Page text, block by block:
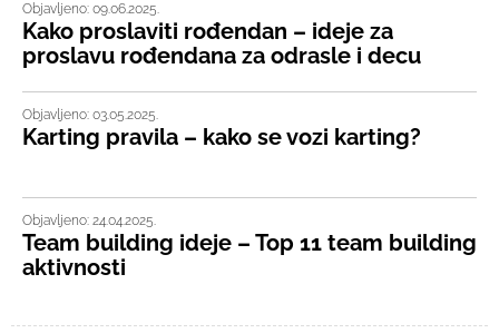
Objavljeno: 09.06.2025.
Kako proslaviti rođendan – ideje za
proslavu rođendana za odrasle i decu
Objavljeno: 03.05.2025.
Karting pravila – kako se vozi karting?
Objavljeno: 24.04.2025.
Team building ideje – Top 11 team building
aktivnosti